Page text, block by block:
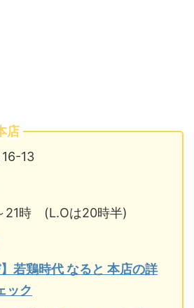
店
13
21時 (L.Oは20時半)
若鶏時代 なると 本店の詳
ック